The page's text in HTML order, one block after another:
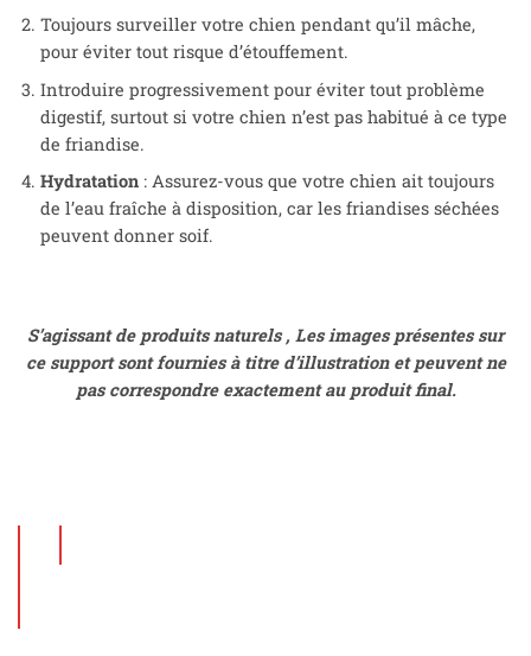
Toujours surveiller votre chien pendant qu’il mâche,
pour éviter tout risque d’étouffement.
Introduire progressivement pour éviter tout problème
digestif, surtout si votre chien n’est pas habitué à ce type
de friandise.
Hydratation: Assurez-vous que votre chien ait toujours
de l’eau fraîche à disposition, car les friandises séchées
peuvent donner soif.
S’agissant de produits naturels , Les images présentes sur
ce support sont fournies à titre d’illustration et peuvent ne
pas correspondre exactement au produit final.